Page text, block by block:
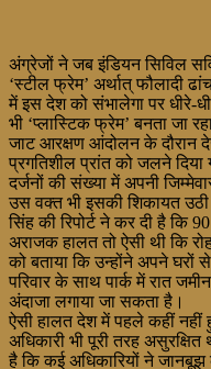
अंग्रेजों ने जब इंडियन सिविल
‘स्टील फ्रेम’ अर्थात् फौलादी
में इस देश को संभालेगा पर धीरे-
भी ‘प्लास्टिक फ्रेम’ बनता जा
जाट आरक्षण आंदोलन के दौरान
प्रगतिशील प्रांत को जलने
दर्जनों की संख्या में अपनी
उस वक्त भी इसकी शिकायत उठी
सिंह की रिपोर्ट ने कर दी है कि
अराजक हालत तो ऐसी थी कि
को बताया कि उन्होंने अपने घरों
परिवार के साथ पार्क में रात
अंदाजा लगाया जा सकता है।
ऐसी हालत देश में पहले कहीं नहीं
अधिकारी भी पूरी तरह
है कि कई अधिकारियों ने